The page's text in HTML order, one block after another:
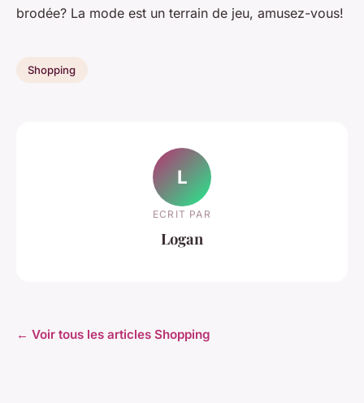
brodée? La mode est un terrain de jeu, amusez-vous!
Shopping
L
ECRIT PAR
Logan
← Voir tous les articles Shopping